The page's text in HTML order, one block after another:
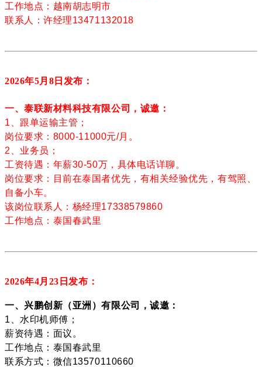
工作地点：越南胡志明市
联系人：许经理13471132018
2026年5月8 日发布：
一、泰联新材料科技有限公司，诚邀：
1、跟单运输主管；
岗位要求：8000-11000元/月。
2、业务员；
工资待遇：年薪30-50万，具体电话详聊。
岗位要求：目前在泰国者优先，有相关经验优先，有驾照、
自备小车。
该岗位联系人：杨经理17338579860
工作地点：泰国春武里
2026年4月23 日发布：
一、兴鹏创新（亚洲）有限公司，诚邀：
1、水印机师傅；
薪资待遇：面议。
工作地点：泰国春武里
联系方式：微信13570110660